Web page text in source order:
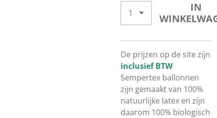
IN
De prijzen op de site zijn
inclusief BTW
Sempertex ballonnen
zijn gemaakt van 100%
natuurlijke latex en zijn
daarom 100% biologisch